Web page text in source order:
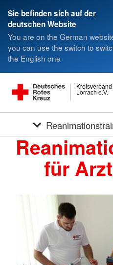
Sie befinden sich auf der
deutschen Website
You are on the German
you can use the switch to
the English one
Lörrach e.V.
Kreisverband
für